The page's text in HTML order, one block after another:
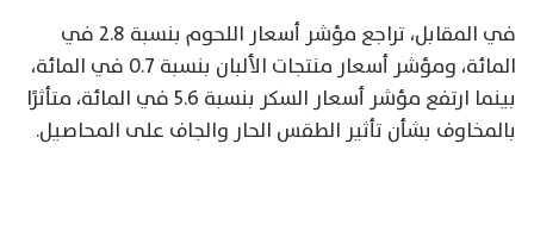
في المقابل، تراجع مؤشر أسعار اللحوم بنسبة 2.8 في
المائة، ومؤشر أسعار منتجات الألبان بنسبة 0.7 في المائة،
بينما ارتفع مؤشر أسعار السكر بنسبة 5.6 في المائة، متأثرًا
بالمخاوف بشأن تأثير الطقس الحار والجاف على المحاصيل.